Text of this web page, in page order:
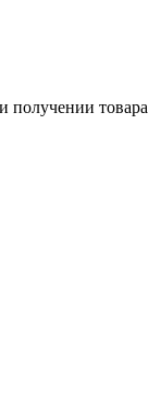
получении товара